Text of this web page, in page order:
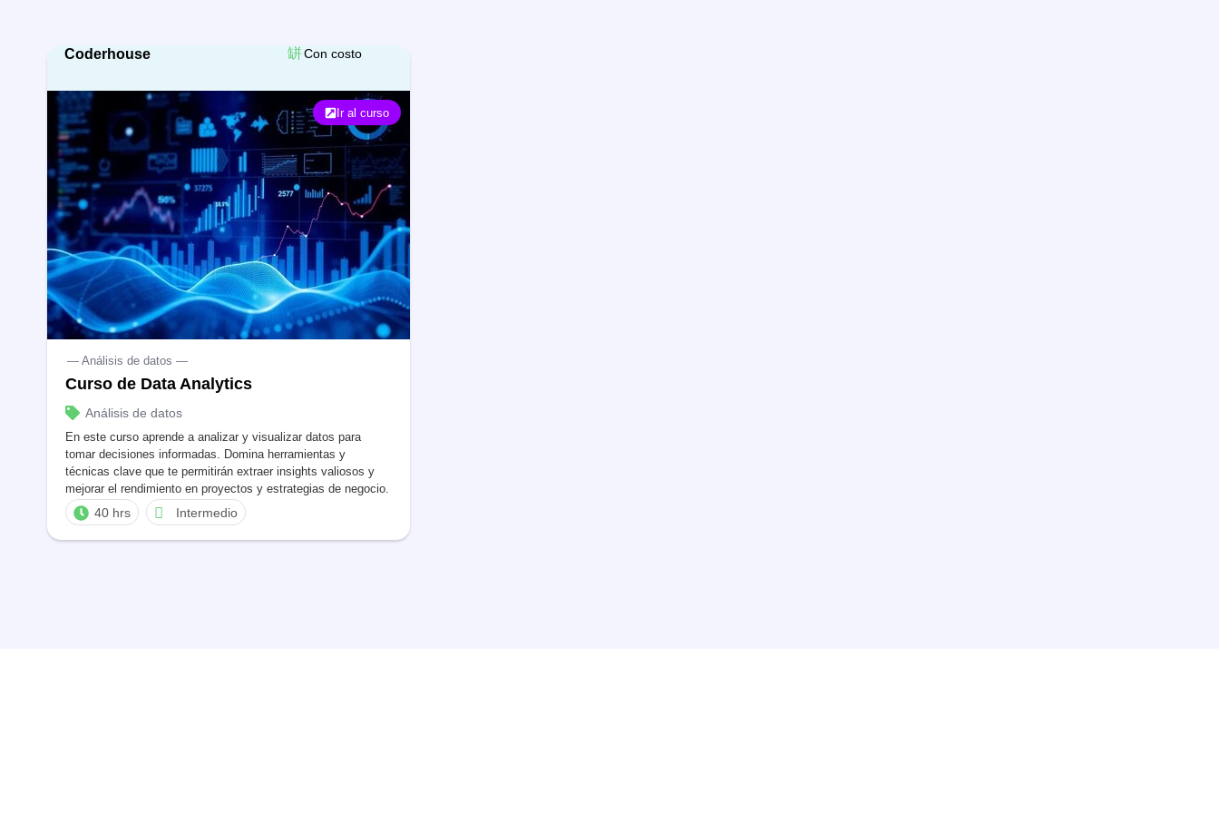
Coderhouse Con costo
Ir al curso
— Análisis de datos —
Curso de Data Analytics
Análisis de datos
En este curso aprende a analizar y visualizar datos para
tomar decisiones informadas. Domina herramientas y
técnicas clave que te permitirán extraer insights valiosos y
mejorar el rendimiento en proyectos y estrategias de negocio.
40 hrs Intermedio